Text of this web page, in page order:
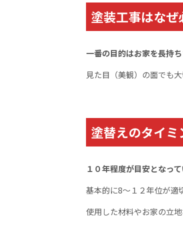
塗装工事はなぜ
一番の目的はお家を長持ち
見た目（美観）の面でも
塗替えのタイミ
１０年程度が目安となって
基本的に8～１２年位が適
使用した材料やお家の立